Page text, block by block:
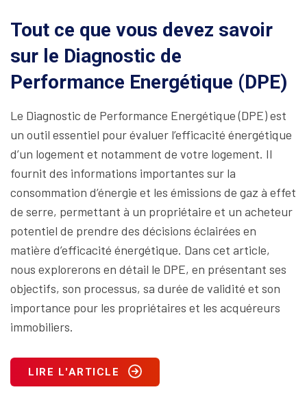
Tout ce que vous devez savoir
sur le Diagnostic de
Performance Energétique (DPE)
Le Diagnostic de Performance Energétique (DPE) est
un outil essentiel pour évaluer l’efficacité énergétique
d’un logement et notamment de votre logement. Il
fournit des informations importantes sur la
consommation d’énergie et les émissions de gaz à effet
de serre, permettant à un propriétaire et un acheteur
potentiel de prendre des décisions éclairées en
matière d’efficacité énergétique. Dans cet article,
nous explorerons en détail le DPE, en présentant ses
objectifs, son processus, sa durée de validité et son
importance pour les propriétaires et les acquéreurs
immobiliers.
LIRE L'ARTICLE